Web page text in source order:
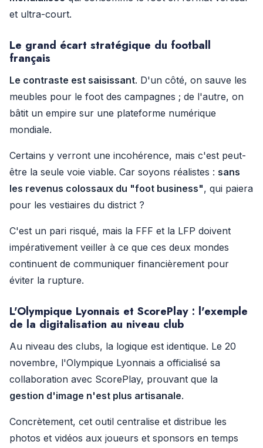
et ultra-court.
Le grand écart stratégique du football
français
Le contraste est saisissant. D'un côté, on sauve les
meubles pour le foot des campagnes ; de l'autre, on
bâtit un empire sur une plateforme numérique
mondiale.
Certains y verront une incohérence, mais c'est peut-
être la seule voie viable. Car soyons réalistes : sans
les revenus colossaux du "foot business", qui paiera
pour les vestiaires du district ?
C'est un pari risqué, mais la FFF et la LFP doivent
impérativement veiller à ce que ces deux mondes
continuent de communiquer financièrement pour
éviter la rupture.
L'Olympique Lyonnais et ScorePlay : l'exemple
de la digitalisation au niveau club
Au niveau des clubs, la logique est identique. Le 20
novembre, l'Olympique Lyonnais a officialisé sa
collaboration avec ScorePlay, prouvant que la
gestion d'image n'est plus artisanale.
Concrètement, cet outil centralise et distribue les
photos et vidéos aux joueurs et sponsors en temps